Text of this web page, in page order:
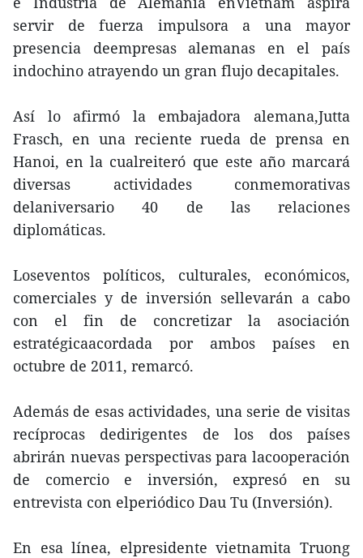
servir de fuerza impulsora a una mayor
presencia deempresas alemanas en el país
indochino atrayendo un gran flujo decapitales.
Así lo afirmó la embajadora alemana,Jutta
Frasch, en una reciente rueda de prensa en
Hanoi, en la cualreiteró que este año marcará
diversas actividades conmemorativas
delaniversario 40 de las relaciones
diplomáticas.
Loseventos políticos, culturales, económicos,
comerciales y de inversión sellevarán a cabo
con el fin de concretizar la asociación
estratégicaacordada por ambos países en
octubre de 2011, remarcó.
Además de esas actividades, una serie de visitas
recíprocas dedirigentes de los dos países
abrirán nuevas perspectivas para lacooperación
de comercio e inversión, expresó en su
entrevista con elperiódico Dau Tu (Inversión).
En esa línea, elpresidente vietnamita Truong